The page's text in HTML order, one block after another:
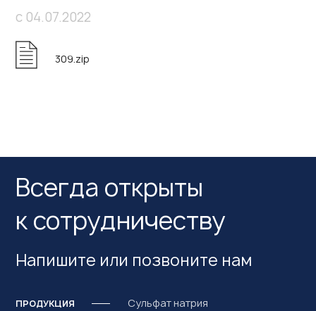
с 04.07.2022
309.zip
Всегда открыты
к сотрудничеству
Напишите или позвоните нам
ПРОДУКЦИЯ Сульфат натрия